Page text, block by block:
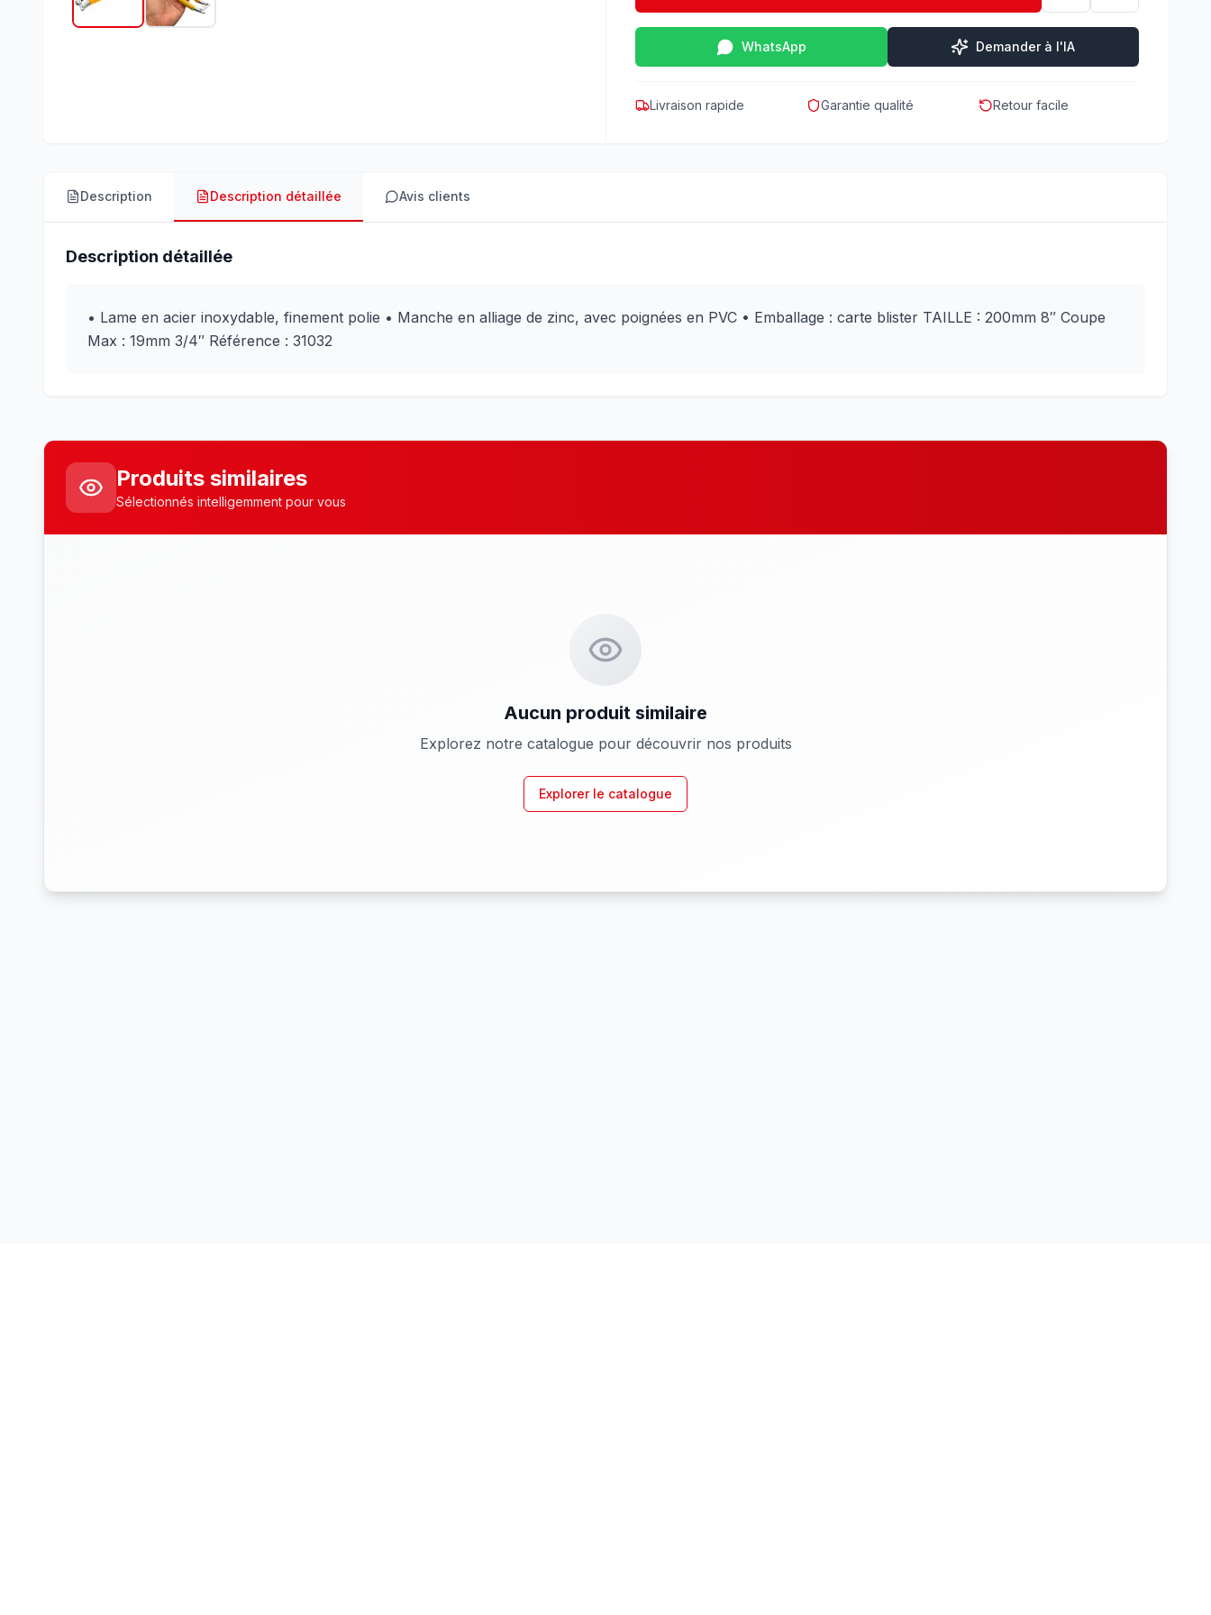
WhatsApp Demander à l'IA
Livraison rapide Garantie qualité Retour facile
Description Description détaillée Avis clients
Description détaillée
• Lame en acier inoxydable, finement polie • Manche en alliage de zinc, avec poignées en PVC • Emballage : carte blister TAILLE : 200mm 8″ Coupe
Max : 19mm 3/4″ Référence : 31032
Produits similaires
Sélectionnés intelligemment pour vous
Aucun produit similaire
Explorez notre catalogue pour découvrir nos produits
Explorer le catalogue